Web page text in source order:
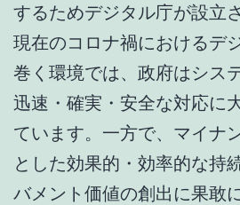
するためデジタル庁が設立
現在のコロナ禍におけるデ
巻く環境では、政府はシス
迅速・確実・安全な対応に
ています。一方で、マイナ
とした効果的・効率的な持
バメント価値の創出に果敢